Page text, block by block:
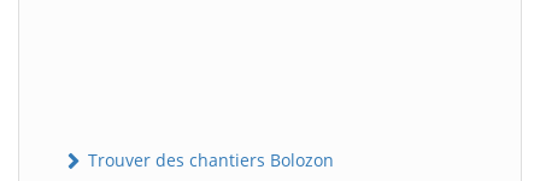
Trouver des chantiers Bolozon